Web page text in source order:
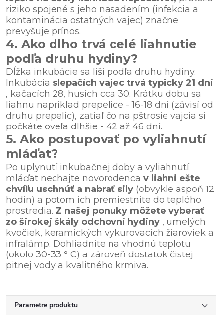
riziko spojené s jeho nasadením (infekcia a
kontaminácia ostatných vajec) značne
prevyšuje prínos.
4. Ako dlho trvá celé liahnutie
podľa druhu hydiny?
Dĺžka inkubácie sa líši podľa druhu hydiny.
Inkubácia slepačích vajec trvá typicky 21 dní
, kačacích 28, husích cca 30. Krátku dobu sa
liahnu napríklad prepelice - 16-18 dní (závisí od
druhu prepelíc), zatiaľ čo na pštrosie vajcia si
počkáte oveľa dlhšie - 42 až 46 dní.
5. Ako postupovať po vyliahnutí
mláďat?
Po uplynutí inkubačnej doby a vyliahnutí
mláďat nechajte novorodenca v liahni ešte
chvíľu uschnúť a nabrať sily (obvykle aspoň 12
hodín) a potom ich premiestnite do teplého
prostredia. Z našej ponuky môžete vyberať
zo širokej škály odchovní hydiny , umelých
kvočiek, keramických vykurovacích žiaroviek a
infralámp. Dohliadnite na vhodnú teplotu
(okolo 30-33 ° C) a zároveň dostatok čistej
pitnej vody a kvalitného krmiva.
Parametre produktu